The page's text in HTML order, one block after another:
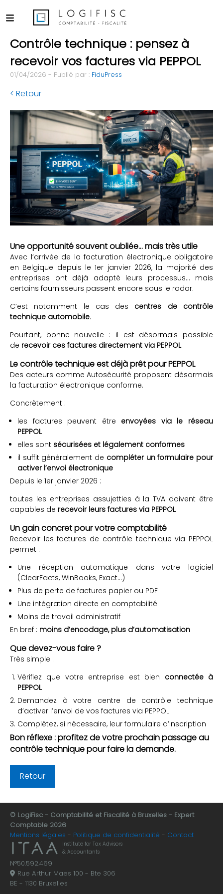
Contrôle technique : pensez à
recevoir vos factures via PEPPOL
01/04/2026 - Publié par : FiduPress
< Retour
Une opportunité souvent oubliée… mais très utile
Avec l’arrivée de la facturation électronique obligatoire
en Belgique depuis le 1er janvier 2026, la majorité des
entreprises ont déjà adapté leurs processus… mais
certains fournisseurs passent encore sous le radar.
C’est notamment le cas des centres de contrôle
technique automobile.
Pourtant, bonne nouvelle : il est désormais possible
de recevoir ces factures directement via PEPPOL.
Le contrôle technique est déjà prêt pour PEPPOL
Des acteurs comme Autosécurité proposent désormais
la facturation électronique conforme.
Concrètement :
les factures peuvent être envoyées via le réseau
PEPPOL
elles sont sécurisées et légalement conformes
il suffit généralement de compléter un formulaire pour
activer l’envoi électronique
Depuis le 1er janvier 2026 :
toutes les entreprises assujetties à la TVA doivent être
capables de recevoir leurs factures via PEPPOL
Un gain concret pour votre comptabilité
Recevoir les factures de contrôle technique via PEPPOL
permet :
Une réception automatique dans votre logiciel
(ClearFacts, WinBooks, Exact…)
Plus de perte de factures papier ou PDF
Une intégration directe en comptabilité
Moins de travail administratif
En bref : moins d’encodage, plus d’automatisation
Que devez-vous faire ?
Très simple :
Vérifiez que votre entreprise est bien connectée à
PEPPOL
Demandez à votre centre de contrôle technique
d’activer l’envoi de vos factures via PEPPOL
Complétez, si nécessaire, leur formulaire d’inscription
Bon réflexe : profitez de votre prochain passage au
contrôle technique pour faire la demande.
Retour
© LogiFisc - Comptabilité et Fiscalité à Bruxelles - Expert
Comptable 2026
Mentions légales
Politique de confidentialité Contact
Institute for Tax Advisors
& Accountants
N°50.592.469
Rue Arthur Maes 100 - Bte 306
BE - 1130 Bruxelles